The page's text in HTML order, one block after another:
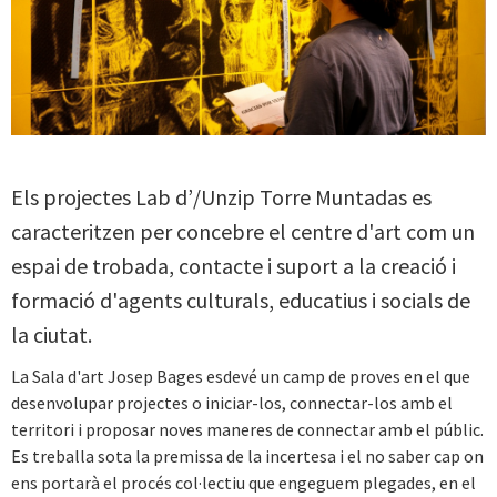
Els projectes Lab d’/Unzip Torre Muntadas es
caracteritzen per concebre el centre d'art com un
espai de trobada, contacte i suport a la creació i
formació d'agents culturals, educatius i socials de
la ciutat.
La Sala d'art Josep Bages esdevé un camp de proves en el que
desenvolupar projectes o iniciar-los, connectar-los amb el
territori i proposar noves maneres de connectar amb el públic.
Es treballa sota la premissa de la incertesa i el no saber cap on
ens portarà el procés col·lectiu que engeguem plegades, en el